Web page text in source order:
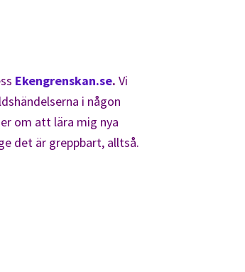
Ekengrenskan.se. Vi
i någon
om att lära mig nya
det är greppbart, alltså.